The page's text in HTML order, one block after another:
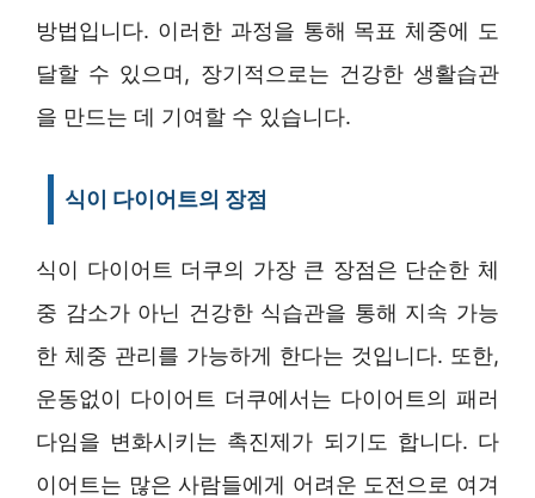
방법입니다. 이러한 과정을 통해 목표 체중에 도
달할 수 있으며, 장기적으로는 건강한 생활습관
을 만드는 데 기여할 수 있습니다.
식이 다이어트의 장점
식이 다이어트 더쿠의 가장 큰 장점은 단순한 체
중 감소가 아닌 건강한 식습관을 통해 지속 가능
한 체중 관리를 가능하게 한다는 것입니다. 또한,
운동없이 다이어트 더쿠에서는 다이어트의 패러
다임을 변화시키는 촉진제가 되기도 합니다. 다
이어트는 많은 사람들에게 어려운 도전으로 여겨